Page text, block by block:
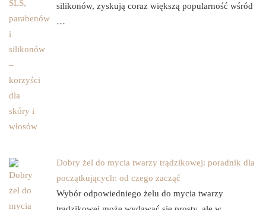
silikonów, zyskują coraz większą popularność wśród
…
Dobry żel do mycia twarzy trądzikowej: poradnik dla
początkujących: od czego zacząć
Wybór odpowiedniego żelu do mycia twarzy